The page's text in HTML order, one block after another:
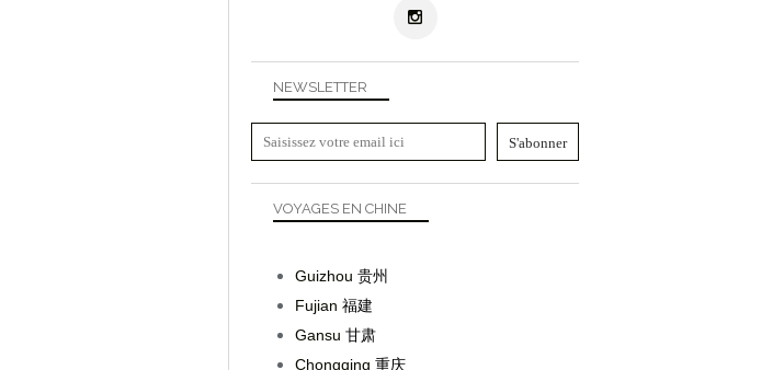
NEWSLETTER
VOYAGES EN CHINE
Guizhou 贵州
Fujian 福建
Gansu 甘肃
Chongqing 重庆